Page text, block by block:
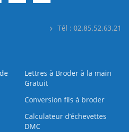
Tél : 02.85.52.63.21
Lettres à Broder à la main
Gratuit
Conversion fils à broder
Calculateur d’échevettes
DMC